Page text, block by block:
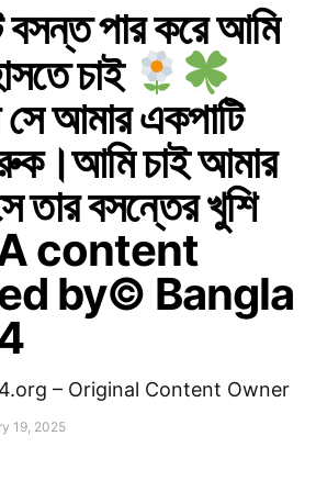
বসন্ত পার করে আমি
চাই
আমার একপাটি
চাই আমার
তার বসন্তের খুশি
content
by© Bangla
– Original Content Owner
19, 2025